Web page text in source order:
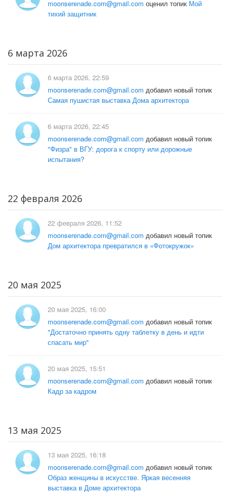
moonserenade.com@gmail.com оценил топик Мой
тихий защитник
6 марта 2026
6 марта 2026, 22:59
moonserenade.com@gmail.com добавил новый топик
Самая пушистая выставка Дома архитектора
6 марта 2026, 22:45
moonserenade.com@gmail.com добавил новый топик
"Физра" в ВГУ: дорога к спорту или дорожные
испытания?
22 февраля 2026
22 февраля 2026, 11:52
moonserenade.com@gmail.com добавил новый топик
Дом архитектора превратился в «Фотокружок»
20 мая 2025
20 мая 2025, 16:00
moonserenade.com@gmail.com добавил новый топик
"Достаточно принять одну таблетку в день и идти
спасать мир"
20 мая 2025, 15:51
moonserenade.com@gmail.com добавил новый топик
Кадр за кадром
13 мая 2025
13 мая 2025, 16:18
moonserenade.com@gmail.com добавил новый топик
Образ женщины в искусстве. Яркая весенняя
выставка в Доме архитектора